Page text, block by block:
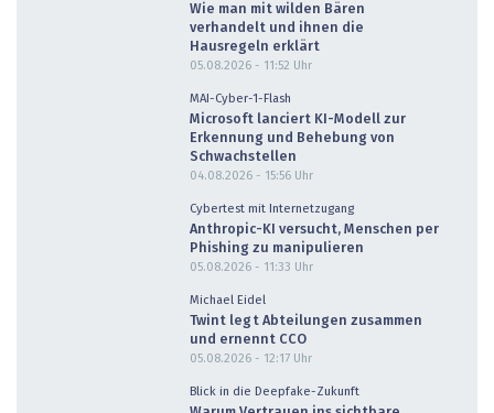
Wie man mit wilden Bären
verhandelt und ihnen die
Hausregeln erklärt
05.08.2026 - 11:52 Uhr
MAI-Cyber-1-Flash
Microsoft lanciert KI-Modell zur
Erkennung und Behebung von
Schwachstellen
04.08.2026 - 15:56 Uhr
Cybertest mit Internetzugang
Anthropic-KI versucht, Menschen per
Phishing zu manipulieren
05.08.2026 - 11:33 Uhr
Michael Eidel
Twint legt Abteilungen zusammen
und ernennt CCO
05.08.2026 - 12:17 Uhr
Blick in die Deepfake-Zukunft